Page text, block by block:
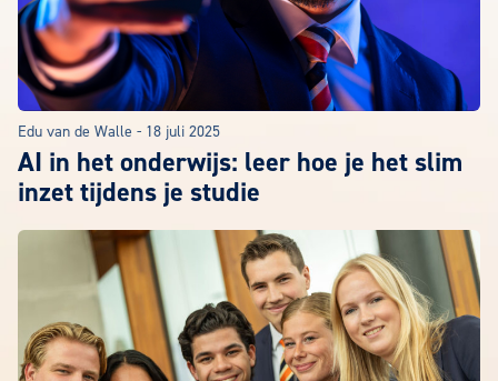
Edu van de Walle - 18 juli 2025
AI in het onderwijs: leer hoe je het slim
inzet tijdens je studie